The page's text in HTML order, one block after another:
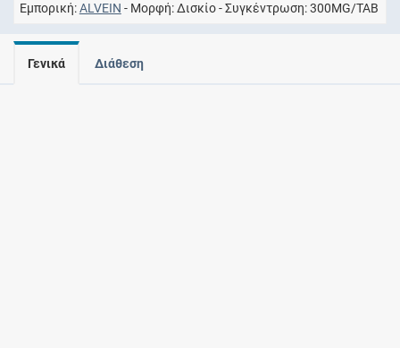
Εμπορική ALVEIN Μορφή Δισκίο Συγκέντρωση 300MG/TAB
Γενικά Διάθεση